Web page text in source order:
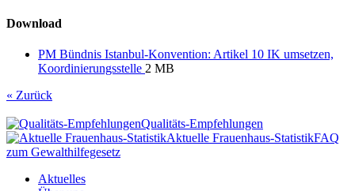
Download
PM Bündnis Istanbul-Konvention: Artikel 10 IK umsetzen,
Koordinierungsstelle 2 MB
« Zurück
Qualitäts-Empfehlungen
Aktuelle Frauenhaus-StatistikFAQ
zum Gewalthilfegesetz
Aktuelles